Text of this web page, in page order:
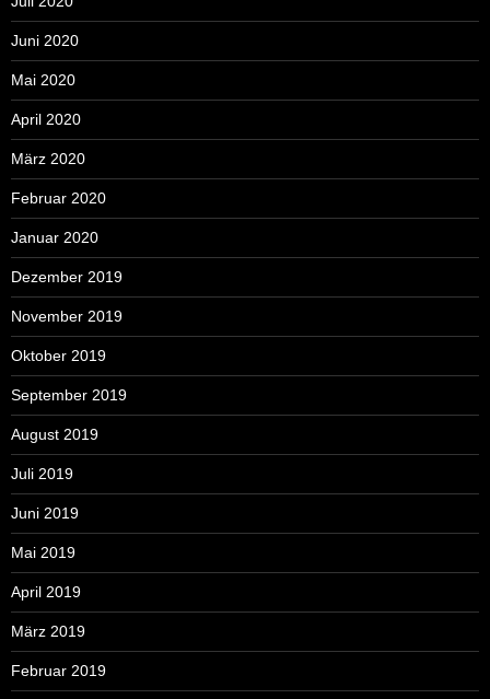
Juni 2020
Mai 2020
April 2020
März 2020
Februar 2020
Januar 2020
Dezember 2019
November 2019
Oktober 2019
September 2019
August 2019
Juli 2019
Juni 2019
Mai 2019
April 2019
März 2019
Februar 2019